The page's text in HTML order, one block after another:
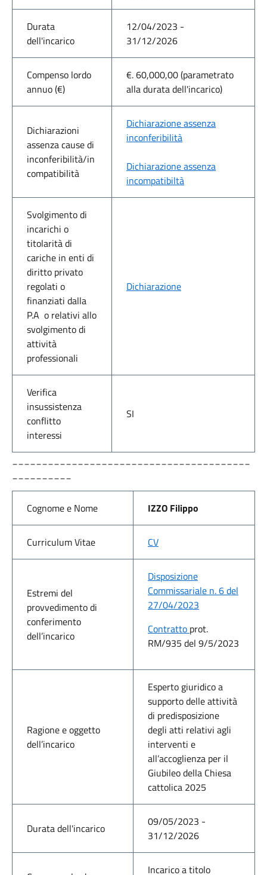
Durata
dell'incarico
12/04/2023 -
31/12/2026
Compenso lordo
annuo (€)
€. 60,000,00 (parametrato
alla durata dell'incarico)
Dichiarazioni
assenza cause di
inconferibilità/in
compatibilità
Dichiarazione assenza
inconferibilità
Dichiarazione assenza
incompatibiltà
Svolgimento di
incarichi o
titolarità di
cariche in enti di
diritto privato
regolati o
finanziati dalla
P.A o relativi allo
svolgimento di
attività
professionali
Dichiarazione
Verifica
insussistenza
conflitto
interessi
SI
Cognome e Nome IZZO Filippo
Curriculum Vitae CV
Estremi del
provvedimentodi
conferimento
dell’incarico
Disposizione
Commissariale n. 6 del
27/04/2023
Contratto prot.
RM/935 del 9/5/2023
Ragione e oggetto
dell’incarico
Esperto giuridico a
supporto delle attività
di predisposizione
degli atti relativi agli
interventi e
all’accoglienza per il
Giubileo della Chiesa
cattolica 2025
Durata dell'incarico
09/05/2023 -
31/12/2026
Incarico a titolo